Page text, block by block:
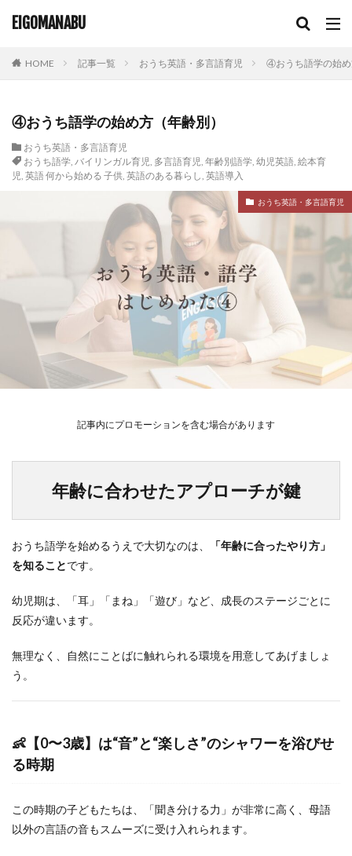
EIGOMANABU
HOME 記事一覧 おうち英語・多言語育児 ④おうち語学の始
④おうち語学の始め方（年齢別）
おうち英語・多言語育児
おうち語学, バイリンガル育児, 多言語育児, 年齢別語学, 幼児英語, 絵本育
児, 英語 何から始める 子供, 英語のある暮らし, 英語導入
おうち英語・多言語育児
記事内にプロモーションを含む場合があります
年齢に合わせたアプローチが鍵
おうち語学を始めるうえで大切なのは、
「年齢に合ったやり方」
を知ることです。
幼児期は、「耳」「まね」「遊び」など、成長のステージごとに
反応が違います。
無理なく、自然にことばに触れられる環境を用意してあげましょ
う。
👶【0〜3歳】は“音”と“楽しさ”のシャワーを浴びせ
る時期
この時期の子どもたちは、「聞き分ける力」が非常に高く、母語
以外の言語の音もスムーズに受け入れられます。